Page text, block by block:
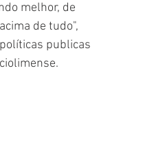
melhor, de
de tudo",
publicas